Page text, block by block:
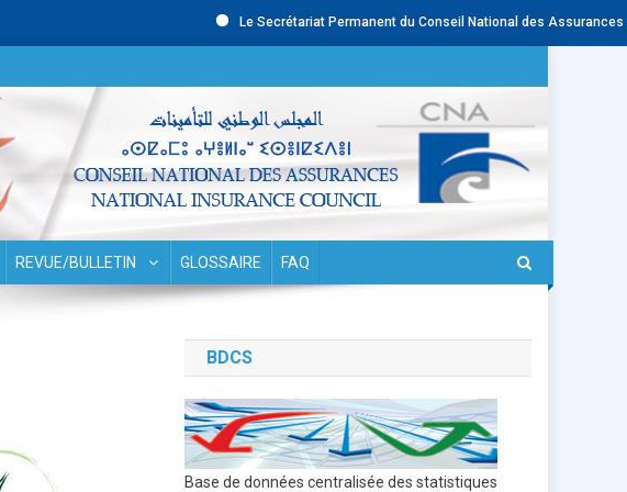
Le Secrétariat Permanent du Conseil National des Assurances
REVUE/BULLETIN GLOSSAIRE FAQ
BDCS
Base de données centralisée des statistiques